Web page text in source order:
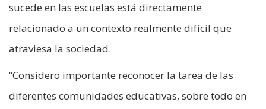
sucede en las escuelas está directamente
relacionado a un contexto realmente difícil que
atraviesa la sociedad.
“Considero importante reconocer la tarea de las
diferentes comunidades educativas, sobre todo en